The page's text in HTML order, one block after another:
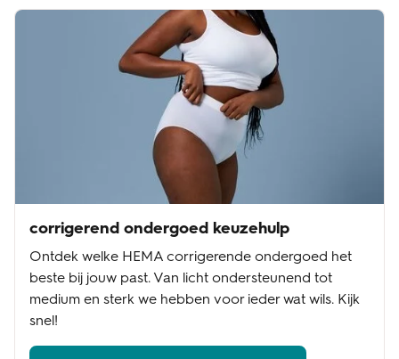
corrigerend ondergoed keuzehulp
Ontdek welke HEMA corrigerende ondergoed het
beste bij jouw past. Van licht ondersteunend tot
medium en sterk we hebben voor ieder wat wils. Kijk
snel!